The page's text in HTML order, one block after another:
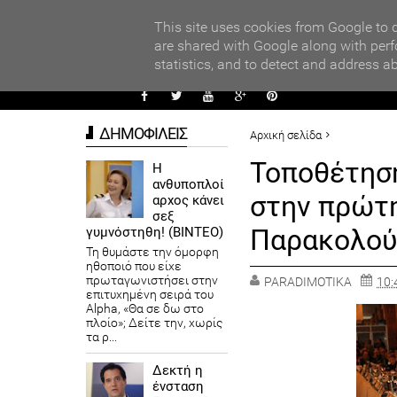
Αρχική σελίδα
ΠΕΡΙΦΕΡΕΙΕΣ
Τοποθέτηση του Προέδρου
ΕΣΠΑ 2014-2020
στην
PARADIMOTIKA
ΔΗΜΟΦΙΛΕΙΣ
Η
ανθυποπλοί
αρχος κάνει
σεξ
γυμνόστηθη! (ΒΙΝΤΕΟ)
Τη θυμάστε την όμορφη
ηθοποιό που είχε
πρωταγωνιστήσει στην
επιτυχημένη σειρά του
Alpha, «Θα σε δω στο
πλοίο»; Δείτε την, χωρίς
τα ρ...
Δεκτή η
ένσταση
This site uses cookies from Google to
are shared with Google along with
statistics, and to detect and address